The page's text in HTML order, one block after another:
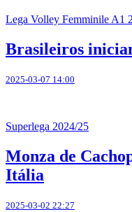
Lega Volley Femminile A1
Brasileiros
2025-03-07 14:00
Superlega 2024/25
Monza de
Itália
2025-03-02 22:27